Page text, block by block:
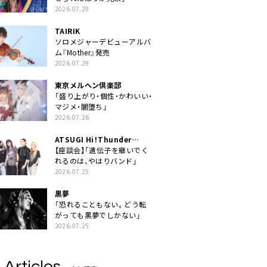
2026.07.29
TAIRIK
ソロメジャーデビューアルバ
ム『Mother』発売
2026.07.29
東京メルヘン倶楽部
「盛り上がり・個性・かわいい・
マジメ・闇堕ち」
2026.07.26
ATSUGI Hi！Thunder
Rock Festival
【座談会】「遺伝子を継いでく
れるのは、やはりバンド」
2026.07.25
黒夢
「恐れることもない。どう転
がっても黒夢でしかない」
2026.07.25